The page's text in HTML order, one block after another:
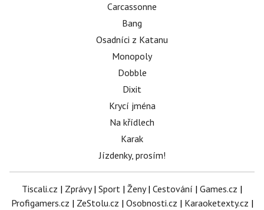
Carcassonne
Bang
Osadníci z Katanu
Monopoly
Dobble
Dixit
Krycí jména
Na křídlech
Karak
Jízdenky, prosím!
Tiscali.cz | Zprávy| Sport | Ženy| Cestování | Games.cz |
Profigamers.cz | ZeStolu.cz | Osobnosti.cz | Karaoketexty.cz |